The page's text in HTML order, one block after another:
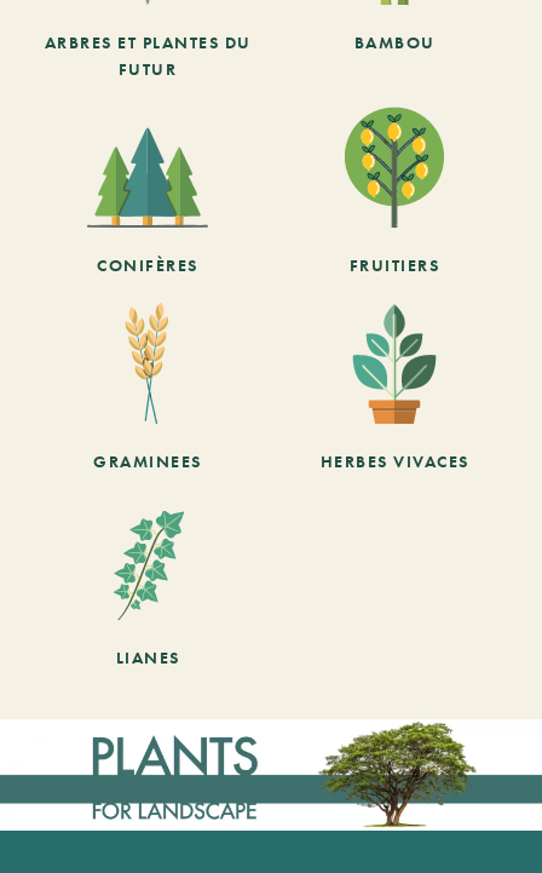
ARBRES ET PLANTES DU
FUTUR
BAMBOU
CONIFÈRES FRUITIERS
GRAMINEES HERBES VIVACES
LIANES